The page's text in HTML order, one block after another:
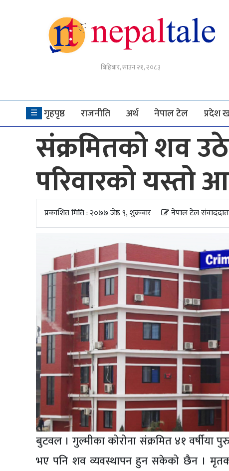
बिहिबार, साउन २१, २०८३
अर्थ
नेपाल
अन्तर्राष्ट्रिय
अपडेट
स्वास्थ्य/
जिबनशैली
☰ गृहपृष्ठ राजनीति अर्थ नेपाल टेल प्रदेश
संक्रमितको शव
परिवारको यस्तो
प्रकाशित मिति : २०७७ जेष्ठ ९, शुक्रबार नेपाल टेल
बुटवल । गुल्मीका कोरोना संक्रमित ४१
भए पनि शव व्यवस्थापन हुन सकेको छैन ।